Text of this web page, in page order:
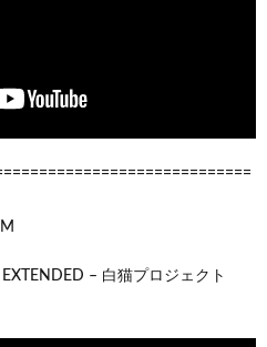
– 白猫プロジェクト